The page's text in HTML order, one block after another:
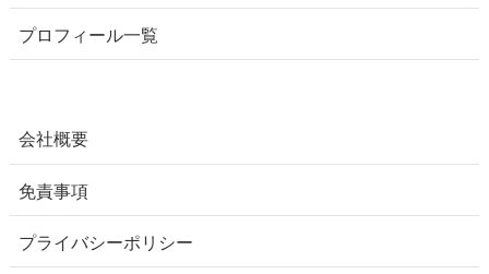
プロフィール一覧
会社概要
免責事項
プライバシーポリシー